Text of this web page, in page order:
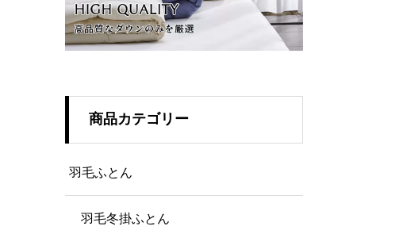
商品カテゴリー
羽毛ふとん
羽毛冬掛ふとん